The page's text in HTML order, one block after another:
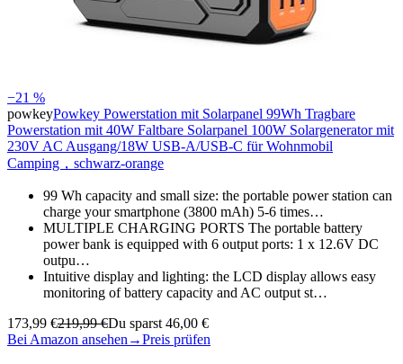
−21 %
powkeyPowkey Powerstation mit Solarpanel 99Wh Tragbare
Powerstation mit 40W Faltbare Solarpanel 100W Solargenerator mit
230V AC Ausgang/18W USB-A/USB-C für Wohnmobil
Camping，schwarz-orange
99 Wh capacity and small size: the portable power station can
charge your smartphone (3800 mAh) 5-6 times…
MULTIPLE CHARGING PORTS The portable battery
power bank is equipped with 6 output ports: 1 x 12.6V DC
outpu…
Intuitive display and lighting: the LCD display allows easy
monitoring of battery capacity and AC output st…
173,99 €219,99 €Du sparst 46,00 €
Bei Amazon ansehen →Preis prüfen